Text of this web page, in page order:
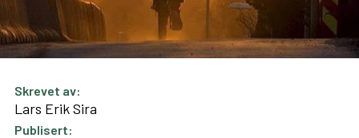
Skrevet av:
Lars Erik Sira
Publisert: